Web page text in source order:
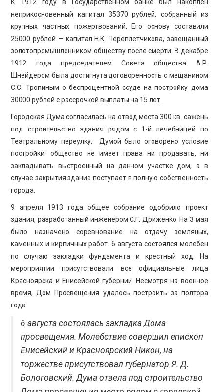
К 1912 году в Государственном банке был накоплен
неприкосновенный капитал 35370 рублей, собранный из
крупных частных пожертвований. Его основу составили
25000 рублей — капитал Н.К. Переплетчикова, завещанный
золотопромышленником обществу после смерти. В декабре
1912 года председателем Совета общества А.Р.
Шнейдером была достигнута договоренность с мещанином
С.С. Тропиным о беспроцентной ссуде на постройку дома
30000 рублей с рассрочкой выплаты на 15 лет.
Городская Дума согласилась на отвод места 300 кв. сажень
под строительство здания рядом с 1-й лечебницей по
Театральному переулку. Думой было оговорено условие
постройки: общество не имеет права ни продавать, ни
закладывать выстроенный на данном участке дом, а в
случае закрытия здание поступает в полную собственность
города.
9 апреля 1913 года общее собрание одобрило проект
здания, разработанный инженером С.Г. Дриженко. На 3 мая
было назначено соревнование на отдачу земляных,
каменных и кирпичных работ. 6 августа состоялся молебен
по случаю закладки фундамента и крестный ход. На
мероприятии присутствовали все официальные лица
Красноярска и Енисейской губернии. Несмотря на военное
время, Дом Просвещения удалось построить за полтора
года.
6 августа состоялась закладка Дома
просвещения. Молебствие совершил епископ
Енисейский и Красноярский Никон, на
торжестве присутствовал губернатор Я. Д.
Бологовский. Дума отвела под строительство